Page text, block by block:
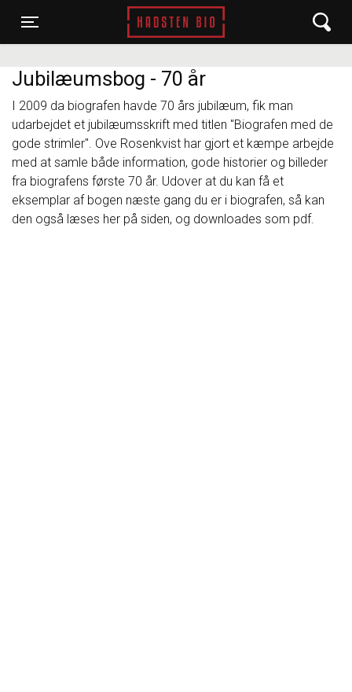
Toggle navigation
Hadsten Bio
Jubilæumsbog - 70 år
I 2009 da biografen havde 70 års jubilæum, fik man
udarbejdet et jubilæumsskrift med titlen "Biografen med de
gode strimler". Ove Rosenkvist har gjort et kæmpe arbejde
med at samle både information, gode historier og billeder
fra biografens første 70 år. Udover at du kan få et
eksemplar af bogen næste gang du er i biografen, så kan
den også læses her på siden, og downloades som pdf.